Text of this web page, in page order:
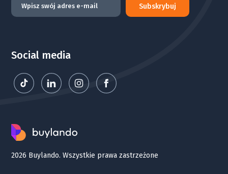
Subskrybuj
Social media
2026 Buylando. Wszystkie prawa zastrzeżone